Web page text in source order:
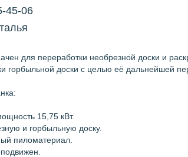
45-06
для переработки необрезной доски и
горбыльной доски с целью её дальнейшей
15,75 кВт.
и горбыльную доску.
пиломатериал.